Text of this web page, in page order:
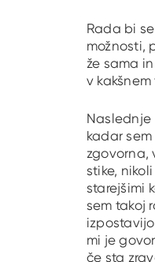
Rada bi
možnosti,
že sama
v
Naslednje
kadar
zgovorna,
stike,
starejšimi
sem takoj
mi je
če sta